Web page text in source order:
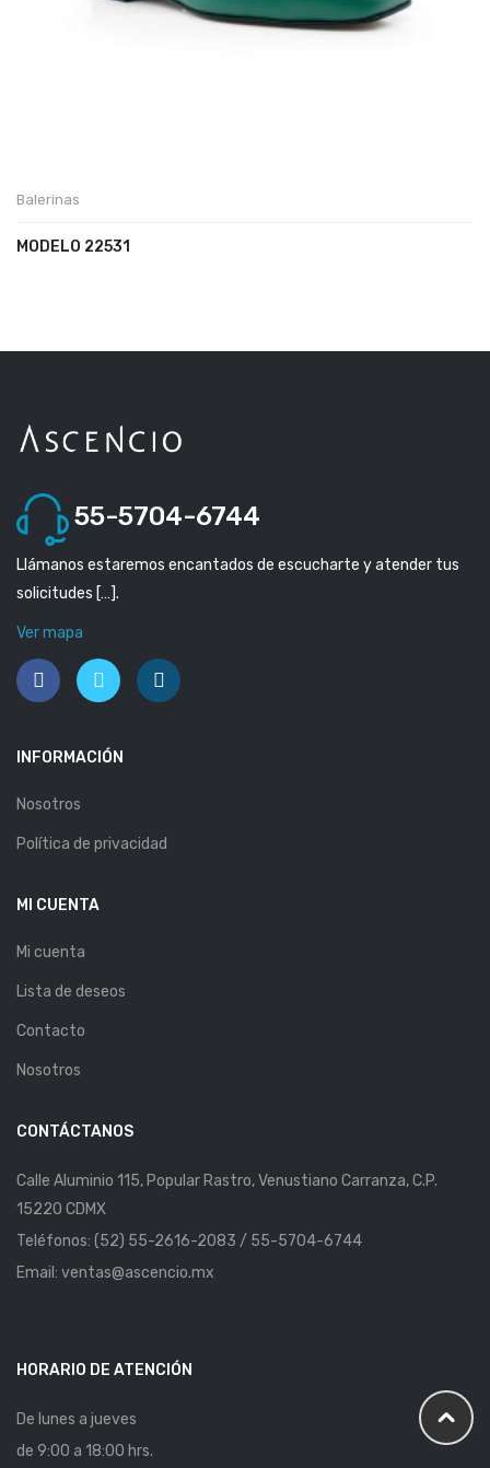
Balerinas
MODELO 22531
55-5704-6744
Llámanos estaremos encantados de escucharte y atender tus
solicitudes […].
Ver mapa
INFORMACIÓN
Nosotros
Política de privacidad
MI CUENTA
Mi cuenta
Lista de deseos
Contacto
Nosotros
CONTÁCTANOS
Calle Aluminio 115, Popular Rastro, Venustiano Carranza, C.P.
15220 CDMX
Teléfonos: (52) 55-2616-2083 / 55-5704-6744
Email: ventas@ascencio.mx
HORARIO DE ATENCIÓN
De lunes a jueves
de 9:00 a 18:00 hrs.